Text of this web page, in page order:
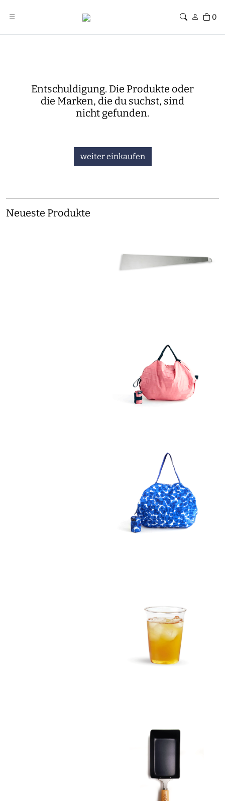
0
Entschuldigung. Die Produkte oder
die Marken, die du suchst, sind
nicht gefunden.
weiter einkaufen
Neueste Produkte